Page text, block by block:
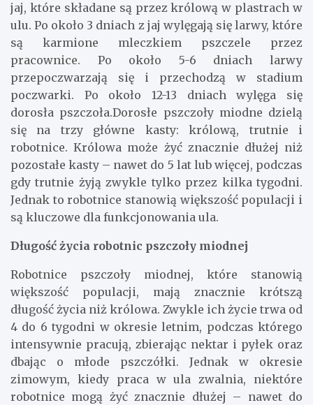
jaj, które składane są przez królową w plastrach w
ulu. Po około 3 dniach z jaj wylęgają się larwy, które
są karmione mleczkiem pszczele przez
pracownice. Po około 5-6 dniach larwy
przepoczwarzają się i przechodzą w stadium
poczwarki. Po około 12-13 dniach wylęga się
dorosła pszczoła.Dorosłe pszczoły miodne dzielą
się na trzy główne kasty: królową, trutnie i
robotnice. Królowa może żyć znacznie dłużej niż
pozostałe kasty – nawet do 5 lat lub więcej, podczas
gdy trutnie żyją zwykle tylko przez kilka tygodni.
Jednak to robotnice stanowią większość populacji i
są kluczowe dla funkcjonowania ula.
Długość życia robotnic pszczoły miodnej
Robotnice pszczoły miodnej, które stanowią
większość populacji, mają znacznie krótszą
długość życia niż królowa. Zwykle ich życie trwa od
4 do 6 tygodni w okresie letnim, podczas którego
intensywnie pracują, zbierając nektar i pyłek oraz
dbając o młode pszczółki. Jednak w okresie
zimowym, kiedy praca w ula zwalnia, niektóre
robotnice mogą żyć znacznie dłużej – nawet do